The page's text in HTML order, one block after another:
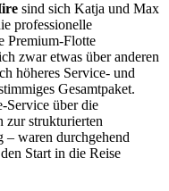
sind sich Katja und Max
professionelle
Premium-Flotte
zwar etwas über anderen
höheres Service- und
Gesamtpaket.
über die
zur strukturierten
– waren durchgehend
Start in die Reise